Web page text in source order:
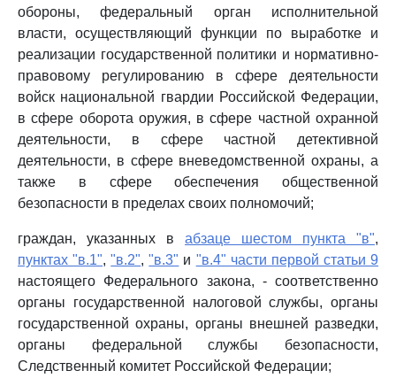
обороны, федеральный орган исполнительной
власти, осуществляющий функции по выработке и
реализации государственной политики и нормативно-
правовому регулированию в сфере деятельности
войск национальной гвардии Российской Федерации,
в сфере оборота оружия, в сфере частной охранной
деятельности, в сфере частной детективной
деятельности, в сфере вневедомственной охраны, а
также в сфере обеспечения общественной
безопасности в пределах своих полномочий;
граждан, указанных в абзаце шестом пункта "в",
пунктах "в.1","в.2","в.3" и "в.4" части первой статьи 9
настоящего Федерального закона, - соответственно
органы государственной налоговой службы, органы
государственной охраны, органы внешней разведки,
органы федеральной службы безопасности,
Следственный комитет Российской Федерации;